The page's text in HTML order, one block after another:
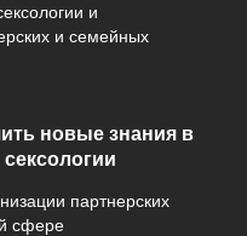
и
и семейных
новые знания в
партнерских
сфере